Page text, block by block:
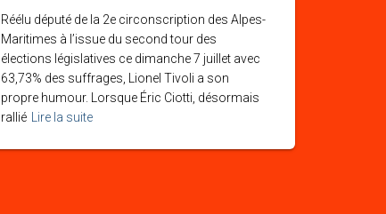
Réélu député de la 2e circonscription des Alpes-
Maritimes à l’issue du second tour des
élections législatives ce dimanche 7 juillet avec
63,73% des suffrages, Lionel Tivoli a son
propre humour. Lorsque Éric Ciotti, désormais
rallié
Lire la suite